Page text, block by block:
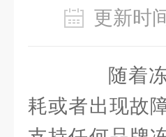
更新
随着冻
耗或者出现故